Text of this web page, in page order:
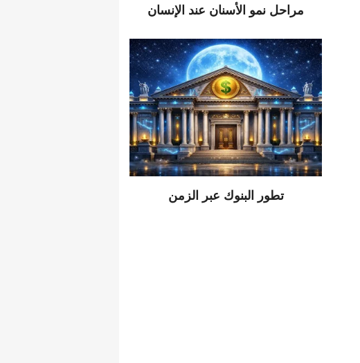
مراحل نمو الأسنان عند الإنسان
تطور البنوك عبر الزمن